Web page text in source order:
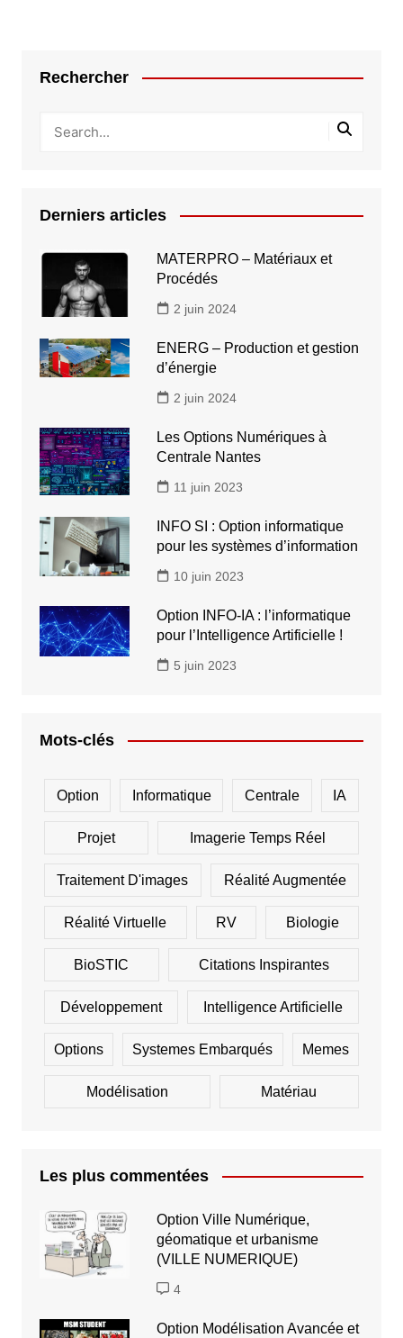
Rechercher
Derniers articles
MATERPRO – Matériaux et
Procédés
2 juin 2024
ENERG – Production et gestion
d’énergie
2 juin 2024
Les Options Numériques à
Centrale Nantes
11 juin 2023
INFO SI : Option informatique
pour les systèmes d’information
10 juin 2023
Option INFO-IA : l’informatique
pour l’Intelligence Artificielle !
5 juin 2023
Mots-clés
Option Informatique Centrale IA
Projet Imagerie Temps Réel
Traitement D'images Réalité Augmentée
Réalité Virtuelle RV Biologie
BioSTIC Citations Inspirantes
Développement Intelligence Artificielle
Options Systemes Embarqués Memes
Modélisation Matériau
Les plus commentées
Option Ville Numérique,
géomatique et urbanisme
(VILLE NUMERIQUE)
4
Option Modélisation Avancée et